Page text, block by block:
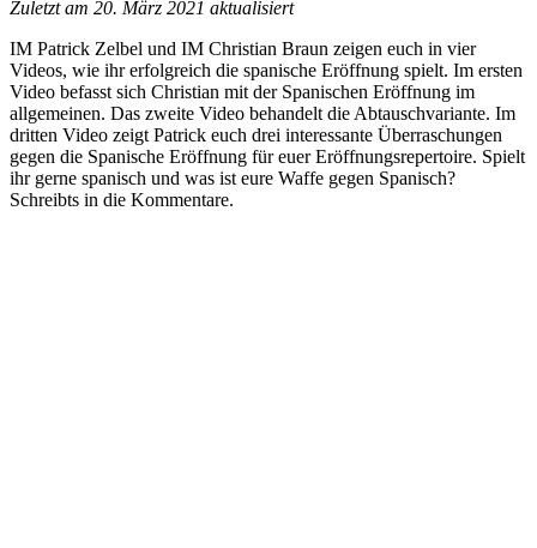
Zuletzt am 20. März 2021 aktualisiert
IM Patrick Zelbel und IM Christian Braun zeigen euch in vier
Videos, wie ihr erfolgreich die spanische Eröffnung spielt. Im ersten
Video befasst sich Christian mit der Spanischen Eröffnung im
allgemeinen. Das zweite Video behandelt die Abtauschvariante. Im
dritten Video zeigt Patrick euch drei interessante Überraschungen
gegen die Spanische Eröffnung für euer Eröffnungsrepertoire. Spielt
ihr gerne spanisch und was ist eure Waffe gegen Spanisch?
Schreibts in die Kommentare.